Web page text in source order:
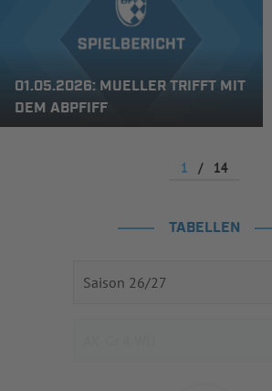
01.05.2026: MUELLER TRIFFT MIT
DEM ABPFIFF
1 / 14
TABELLEN